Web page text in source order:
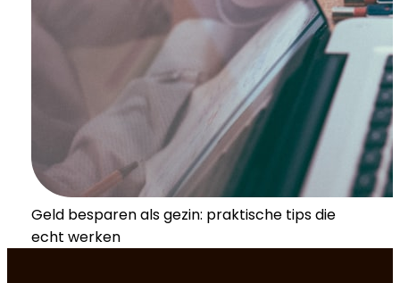
Geld besparen als gezin: praktische tips die
echt werken